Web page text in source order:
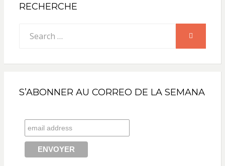
RECHERCHE
for:
SEARCH
S’ABONNER AU CORREO DE LA SEMANA